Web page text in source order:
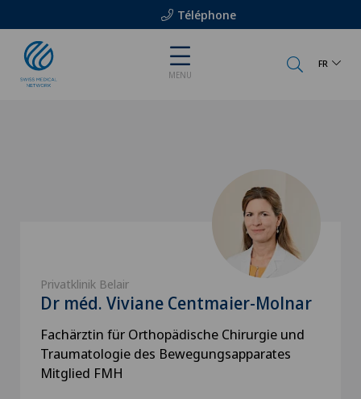
Téléphone
MENU
FR
Privatklinik Belair
Dr méd. Viviane Centmaier-Molnar
Fachärztin für Orthopädische Chirurgie und
Traumatologie des Bewegungsapparates
Mitglied FMH